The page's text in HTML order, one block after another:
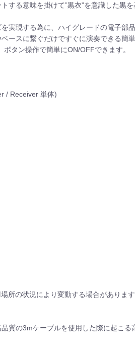
する意味を掛けて”黒衣”を意識した黒
実現する為に、ハイグレードの電子部
ースに繋ぐだけですぐに演奏できる簡単
タン操作で簡単にON/OFFできます。
/ Receiver 単体)
所の状況により変動する場合がありま
質の3mケーブルを使用した際に起こる